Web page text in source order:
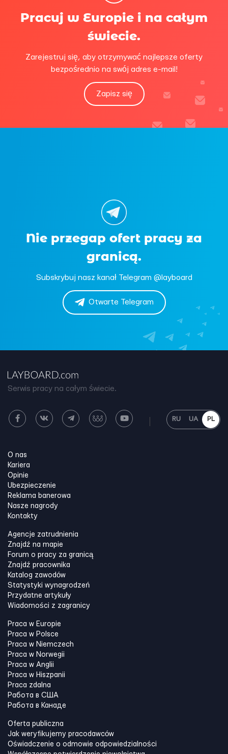
Pracuj w Europie i na całym
świecie.
Zarejestruj się, aby otrzymywać najlepsze oferty
bezpośrednio na swój adres e-mail!
Zapisz się
Nie przegap ofert pracy za
granicą.
Subskrybuj nasz kanał Telegram @layboard
Otwarte Telegram
Serwis pracy na całym świecie.
RU UA PL
O nas
Kariera
Opinie
Ubezpieczenie
Reklama banerowa
Nasze nagrody
Kontakty
Agencje zatrudnienia
Znajdź na mapie
Forum o pracy za granicą
Znajdź pracownika
Katalog zawodów
Statystyki wynagrodzeń
Przydatne artykuły
Wiadomości z zagranicy
Praca w Europie
Praca w Polsce
Praca w Niemczech
Praca w Norwegii
Praca w Anglii
Praca w Hiszpanii
Praca zdalna
Работа в США
Работа в Канадe
Oferta publiczna
Jak weryfikujemy pracodawców
Oświadczenie o odmowie odpowiedzialności